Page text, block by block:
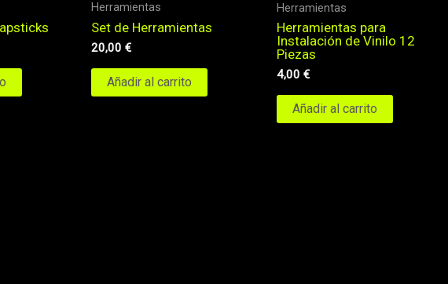
Herramientas
Set de Herramientas
20,00 €
Añadir al carrito
Herramientas
Herramientas para
Instalación de Vinilo 12
Piezas
4,00 €
Añadir al carrito